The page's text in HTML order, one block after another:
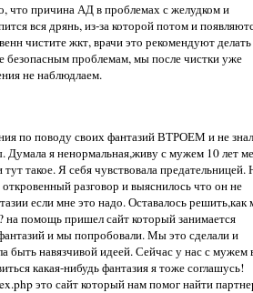
что причина АД в проблемах с желудком и
вся дрянь, из-за которой потом и
чистите жкт, врачи это рекомендуют делать
безопасным проблемам, мы после чистки уже
не наблюдлаем.
по поводу своих фантазий ВТРОЕМ и не
Думала я ненормальная,живу с мужем 10 лет
тут такое. Я себя чувствовала предательницей.
разговор и выяснилось что он не
если мне это надо. Оставалось решить,как
на помощь пришел сайт который занимается
и мы попробовали. Мы это сделали и
быть навязчивой идеей. Сейчас у нас с мужем
какая-нибудь фантазия я тоже соглашусь!
это сайт который нам помог найти